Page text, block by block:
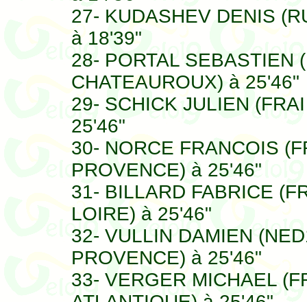
27- KUDASHEV DENIS
à 18'39"
28- PORTAL SEBASTIEN
CHATEAUROUX) à 25'46"
29- SCHICK JULIEN
25'46"
30- NORCE FRANCOIS
PROVENCE) à 25'46"
31- BILLARD FABRICE
LOIRE) à 25'46"
32- VULLIN DAMIEN
PROVENCE) à 25'46"
33- VERGER MICHAEL